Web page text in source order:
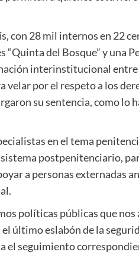
con 28 mil internos en 22
del Bosque” y una
interinstitucional
por el respeto a los
su sentencia, como lo
en el tema
postpenitenciario,
a personas externadas
políticas públicas que nos
último eslabón de la
el seguimiento